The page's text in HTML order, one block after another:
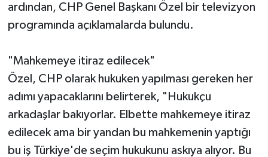
ardından, CHP Genel Başkanı Özel bir televizyon
programında açıklamalarda bulundu.
"Mahkemeye itiraz edilecek"
Özel, CHP olarak hukuken yapılması gereken her
adımı yapacaklarını belirterek, "Hukukçu
arkadaşlar bakıyorlar. Elbette mahkemeye itiraz
edilecek ama bir yandan bu mahkemenin yaptığı
bu iş Türkiye'de seçim hukukunu askıya alıyor. Bu